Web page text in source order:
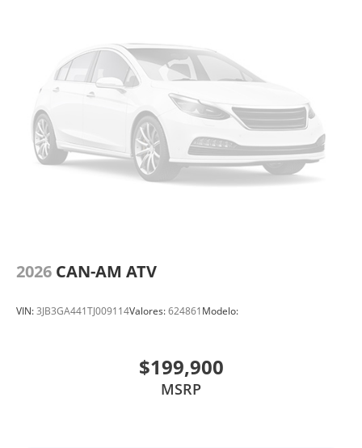
2026 CAN-AM ATV
VIN:3JB3GA441TJ009114Valores:624861Modelo:
$199,900
MSRP